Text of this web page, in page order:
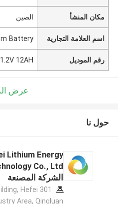
مكان المنشأ الصين
اسم العلامة التجارية Battery
رقم الموديل 12AH
عرض
حول نا
Lithium Energy
الشركة المصنعة
Hefei
Area, Qingluan